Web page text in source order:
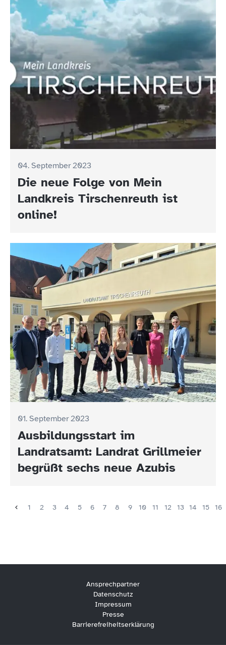
04. September 2023
Die neue Folge von Mein
Landkreis Tirschenreuth ist
online!
01. September 2023
Ausbildungsstart im
Landratsamt: Landrat Grillmeier
begrüßt sechs neue Azubis
1 2 3 4 5 6 7 8 9 10 11 12 13 14 15 16
Ansprechpartner
Datenschutz
Impressum
Presse
Barrierefreiheitserklärung